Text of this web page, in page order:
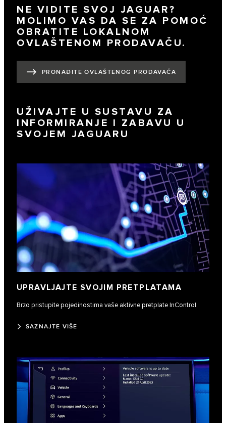
NE VIDITE SVOJ JAGUAR?
MOLIMO VAS DA SE ZA POMOĆ
OBRATITE LOKALNOM
OVLAŠTENOM PRODAVAČU.
PRONAĐITE OVLAŠTENOG PRODAVAČA
UŽIVAJTE U SUSTAVU ZA
INFORMIRANJE I ZABAVU U
SVOJEM JAGUARU
UPRAVLJAJTE SVOJIM PRETPLATAMA
Brzo pristupite pojedinostima vaše aktivne pretplate InControl.
SAZNAJTE VIŠE